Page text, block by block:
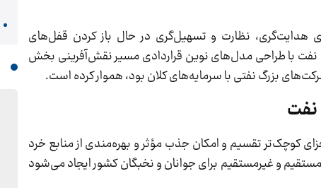
هدایت‌گری، نظارت و تسهیل‌گری در حال باز کردن قفل‌های
نفت با طراحی مدل‌های نوین قراردادی مسیر نقش‌آفرینی بخش
بزرگ نفتی با سرمایه‌های کلان بود، هموار کرده است.
نفت
کوچک‌تر تقسیم و امکان جذب مؤثر و بهره‌مندی از منابع خرد
می‌شود و در کنار افزایش تولید اشاره‌شده حدود ۱۱۵۰۰ شغل مستقیم و غیرمستقیم برای جوانان و نخبگان کشور ایجاد می‌شود